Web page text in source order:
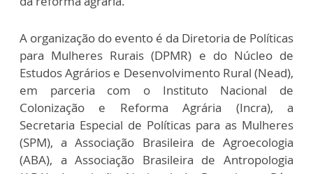
A organização do evento é da Diretoria de Políticas
para Mulheres Rurais (DPMR) e do Núcleo de
Estudos Agrários e Desenvolvimento Rural (Nead),
em parceria com o Instituto Nacional de
Colonização e Reforma Agrária (Incra), a
Secretaria Especial de Políticas para as Mulheres
(SPM), a Associação Brasileira de Agroecologia
(ABA), a Associação Brasileira de Antropologia